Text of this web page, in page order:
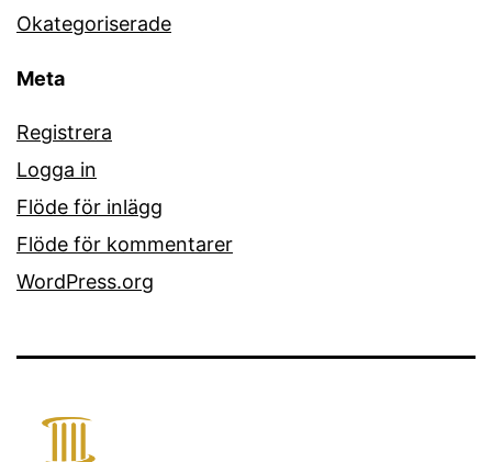
Okategoriserade
Meta
Registrera
Logga in
Flöde för inlägg
Flöde för kommentarer
WordPress.org